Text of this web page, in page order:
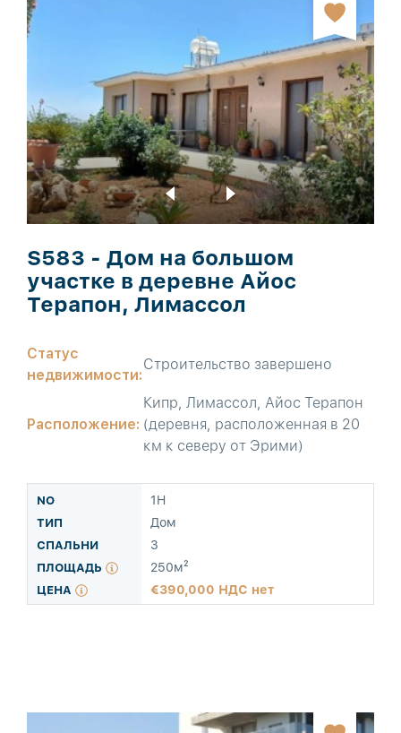
S583 - Дом на большом
участке в деревне Айос
Терапон, Лимассол
Статус
недвижимости:
Строительство завершено
Расположение:
Кипр, Лимассол, Айос Терапон
(деревня, расположенная в 20
км к северу от Эрими)
1H
Дом
3
250м²
390,000 НДС нет